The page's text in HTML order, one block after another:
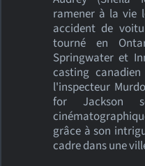
ramener à la vie
accident de
tourné en
Springwater et
casting
l'inspecteur
for Jackson
grâce à son
cadre dans une